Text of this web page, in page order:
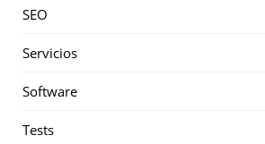
SEO
Servicios
Software
Tests